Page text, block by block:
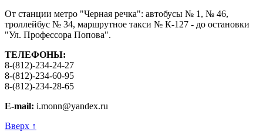
От станции метро "Черная речка": автобусы № 1, № 46,
троллейбус № 34, маршрутное такси № К-127 - до остановки
"Ул. Профессора Попова".
ТЕЛЕФОНЫ:
8-(812)-234-24-27
8-(812)-234-60-95
8-(812)-234-28-65
E-mail: i.monn@yandex.ru
Вверх ↑